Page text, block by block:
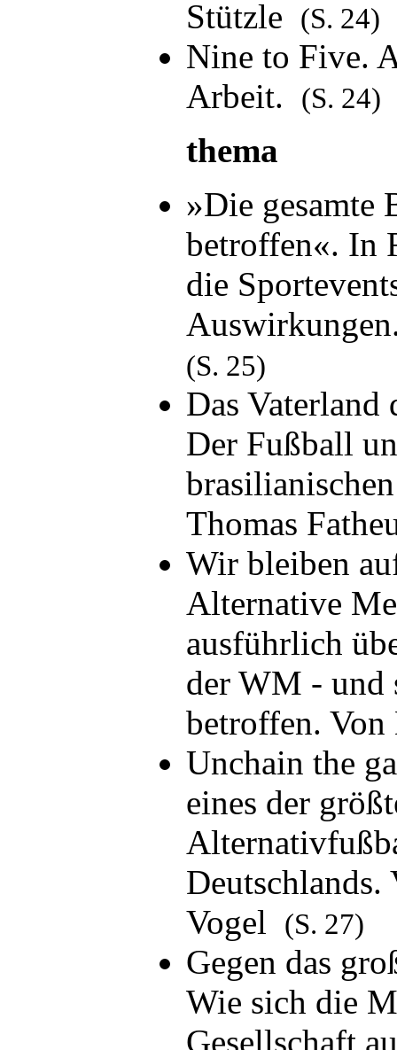
Stützle
(S. 24)
Nine to Five.
Arbeit.
(S. 24)
thema
»Die gesamte
betroffen«. In
die
(S. 25)
Das Vaterland
Der Fußball
Thomas
Wir bleiben
Alternative
ausführlich
der WM - und
betroffen.
Unchain the
eines der
Deutschlands.
Vogel
(S. 27)
Gegen das
Wie sich die
Gesellschaft